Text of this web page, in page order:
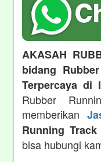
AKASAH
bidang
Terpercaya di
Rubber
memberikan
Running
bisa hubungi